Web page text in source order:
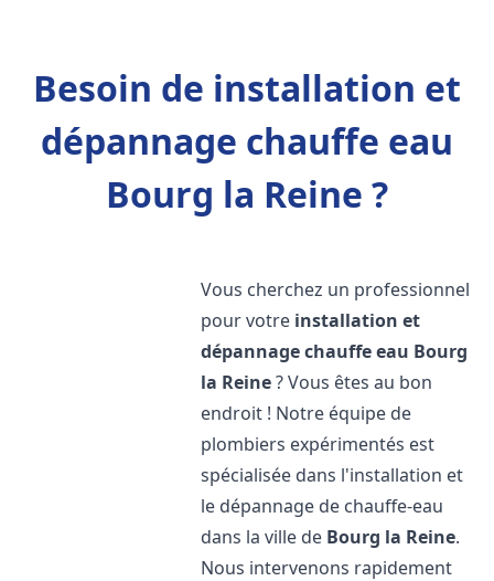
Besoin de installation et
dépannage chauffe eau
Bourg la Reine ?
Vous cherchez un professionnel
pour votre installation et
dépannage chauffe eau Bourg
la Reine? Vous êtes au bon
endroit ! Notre équipe de
plombiers expérimentés est
spécialisée dans l'installation et
le dépannage de chauffe-eau
dans la ville de Bourg la Reine.
Nous intervenons rapidement